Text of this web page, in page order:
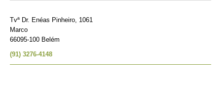
Tvª Dr. Enéas Pinheiro, 1061
Marco
66095-100 Belém
(91) 3276-4148